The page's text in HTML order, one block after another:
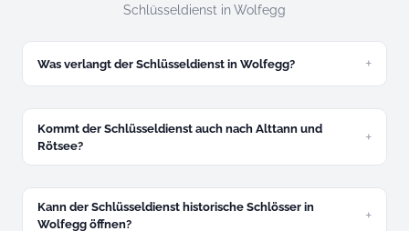
Schlüsseldienst in Wolfegg
Was verlangt der Schlüsseldienst in Wolfegg?
Festpreis am Telefon – verbindlich wie ein fürstliches Wort.
Kommt der Schlüsseldienst auch nach Alttann und
Rötsee?
gleicher Service.
Kann der Schlüsseldienst historische Schlösser in
Wolfegg öffnen?